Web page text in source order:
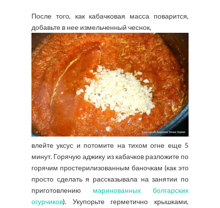
После того, как кабачковая масса поварится,
добавьте в нее измельченный чеснок,
влейте уксус и потомите на тихом огне еще 5
минут. Горячую аджику из кабачков разложите по
горячим простерилизованным баночкам (как это
просто сделать я рассказывала на занятии по
приготовлению маринованных болгарских
огурчиков). Укупорьте герметично крышками,